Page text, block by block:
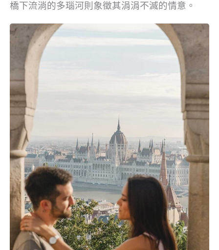
橋下流淌的多瑙河則象徵其涓涓不滅的情意。